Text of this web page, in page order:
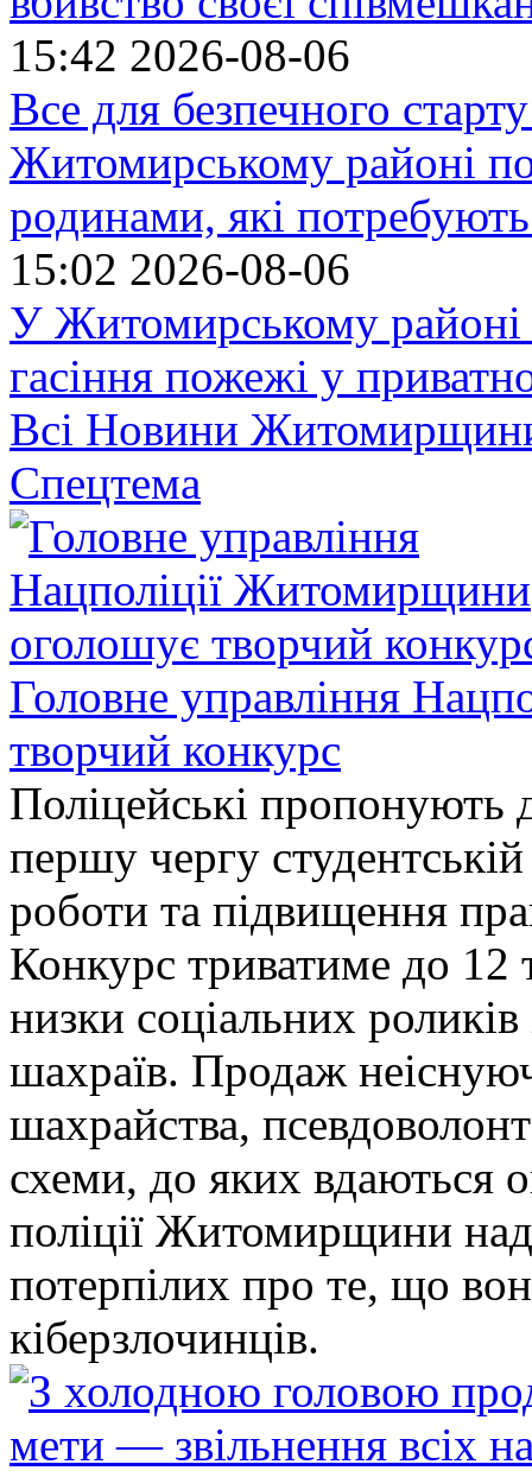
15:42 2026-08-06
Все для безпечного
Житомирському районі
родинами, які
15:02 2026-08-06
У Житомирському районі
гасіння пожежі у
Всі Новини
Спецтема
Головне управління
творчий конкурс
Поліцейські пропонують
першу чергу
роботи та підвищення
Конкурс триватиме до 12
низки соціальних
шахраїв. Продаж
шахрайства,
схеми, до яких
поліції Житомирщини
потерпілих про те, що
кіберзлочинців.